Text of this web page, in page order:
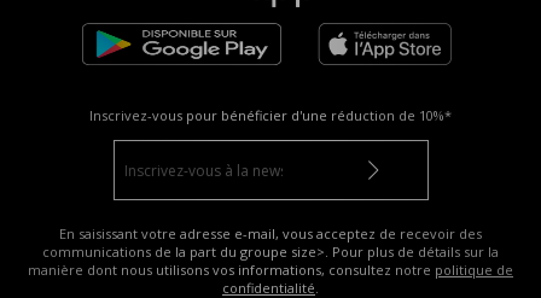
Inscrivez-vous pour bénéficier d'une réduction de 10%*
En saisissant votre adresse e-mail, vous acceptez de recevoir des
communications de la part du groupe size>. Pour plus de détails sur la
manière dont nous utilisons vos informations, consultez notre politique de
confidentialité.